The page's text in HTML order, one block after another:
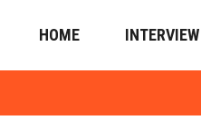
HOME INTERVIEW